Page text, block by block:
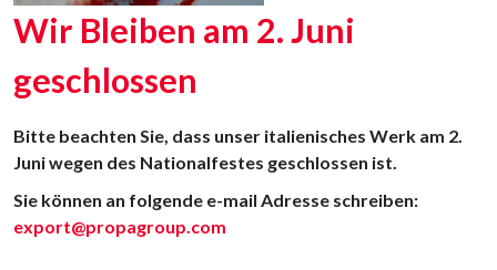
Wir Bleiben am 2. Juni
geschlossen
Bitte beachten Sie, dass unser italienisches Werk am 2.
Juni wegen des Nationalfestes geschlossen ist.
Sie können an folgende e-mail Adresse schreiben:
export@propagroup.com